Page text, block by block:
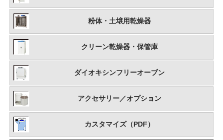
粉体・土壌用乾燥器
クリーン乾燥器・保管庫
ダイオキシンフリーオーブン
アクセサリー／オプション
カスタマイズ（PDF）